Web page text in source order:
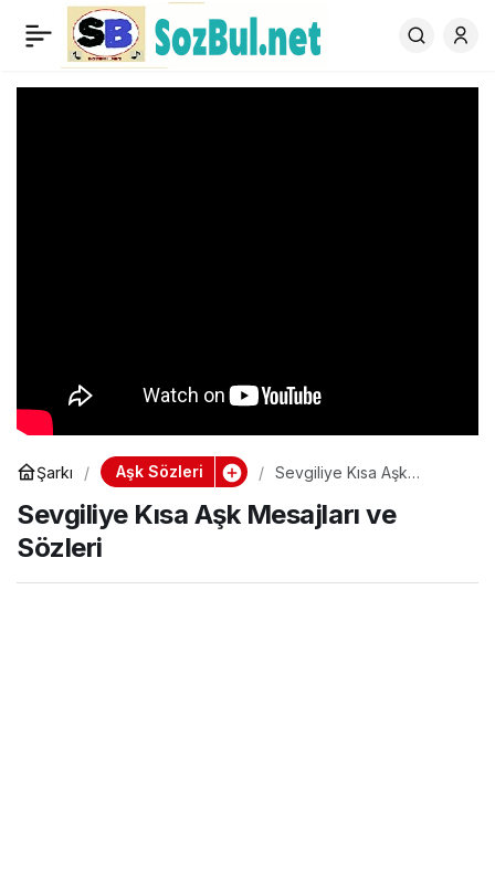
Şarkı Aşk Sözleri
Sevgiliye Kısa Aşk
Sevgiliye Kısa Aşk Mesajları ve
Sözleri
Sevgiliye Kısa Aşk
Mesajları ve Sözleri